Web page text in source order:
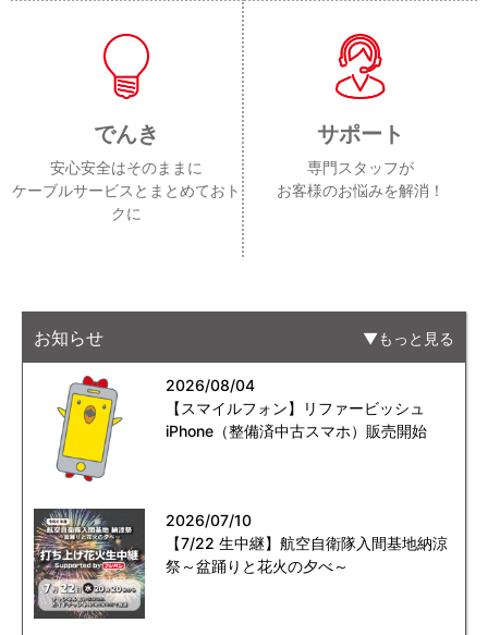
でんき
安心安全はそのままに
ケーブルサービスとまとめておト
クに
サポート
専門スタッフが
お客様のお悩みを解消！
お知らせ もっと見る
2026/08/04
【スマイルフォン】リファービッシュ
iPhone（整備済中古スマホ）販売開始
2026/07/10
【7/22 生中継】航空自衛隊入間基地納涼
祭～盆踊りと花火の夕べ～